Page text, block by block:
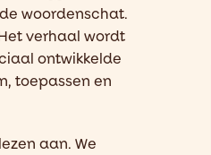
woordenschat.
verhaal wordt
ontwikkelde
toepassen en
aan. We